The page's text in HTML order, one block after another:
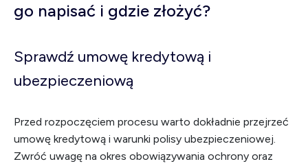
go napisać i gdzie złożyć?
Sprawdź umowę kredytową i
ubezpieczeniową
Przed rozpoczęciem procesu warto dokładnie przejrzeć
umowę kredytową i warunki polisy ubezpieczeniowej.
Zwróć uwagę na okres obowiązywania ochrony oraz